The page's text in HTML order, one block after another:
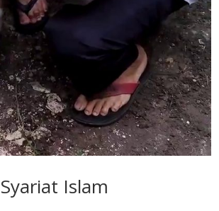
Islam